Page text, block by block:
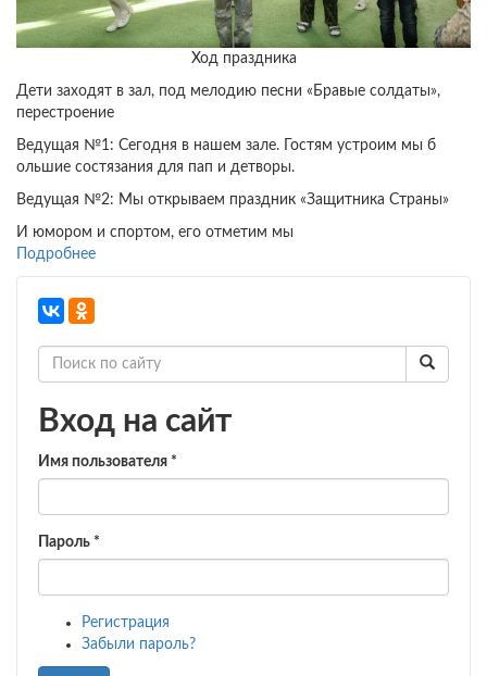
Ход праздника
Дети заходят в зал, под мелодию песни «Бравые солдаты»,
перестроение
Ведущая №1: Сегодня в нашем зале. Гостям устроим мы б
ольшие состязания для пап и детворы.
Ведущая №2: Мы открываем праздник «Защитника Страны»
И юмором и спортом, его отметим мы
Подробнее
Сценарий
в
подготовительной
«Папа
спортивная
семья».
Вход на сайт
Имя пользователя *
Пароль *
Регистрация
Забыли пароль?